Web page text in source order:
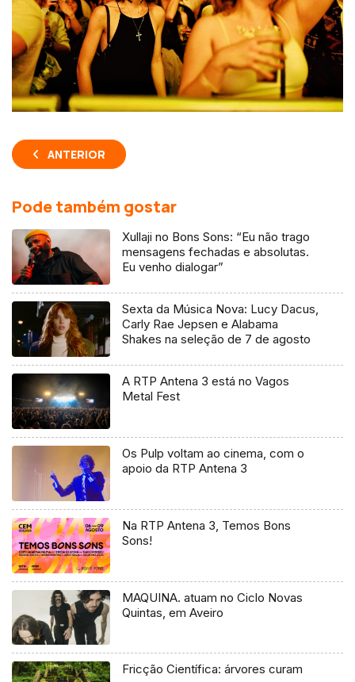
ANTERIOR
Pode também gostar
Xullaji no Bons Sons: “Eu não trago
mensagens fechadas e absolutas.
Eu venho dialogar”
Sexta da Música Nova: Lucy Dacus,
Carly Rae Jepsen e Alabama
Shakes na seleção de 7 de agosto
A RTP Antena 3 está no Vagos
Metal Fest
Os Pulp voltam ao cinema, com o
apoio da RTP Antena 3
Na RTP Antena 3, Temos Bons
Sons!
MAQUINA. atuam no Ciclo Novas
Quintas, em Aveiro
Fricção Científica: árvores curam